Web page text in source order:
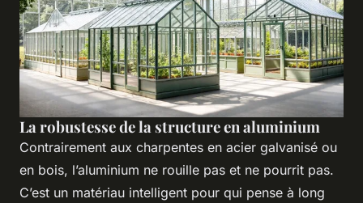
La robustesse de la structure en aluminium
Contrairement aux charpentes en acier galvanisé ou
en bois, l’aluminium ne rouille pas et ne pourrit pas.
C’est un matériau intelligent pour qui pense à long